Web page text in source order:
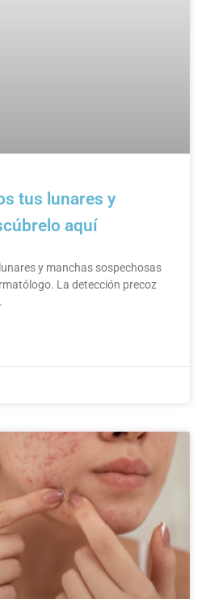
tus lunares y
aquí
y manchas sospechosas
La detección precoz